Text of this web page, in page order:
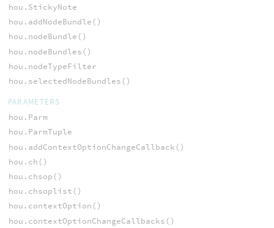
hou.StickyNote
hou.addNodeBundle()
hou.nodeBundle()
hou.nodeBundles()
hou.nodeTypeFilter
hou.selectedNodeBundles()
PARAMETERS
hou.Parm
hou.ParmTuple
hou.addContextOptionChangeCallback()
hou.ch()
hou.chsop()
hou.chsoplist()
hou.contextOption()
hou.contextOptionChangeCallbacks()